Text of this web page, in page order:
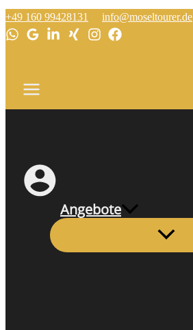
Zum
Inhalt
springen
+49 160 99428131 info@moseltourer.de
Angebote
Römischer
Wasserleitungsstollen
Römische
Villa
mit